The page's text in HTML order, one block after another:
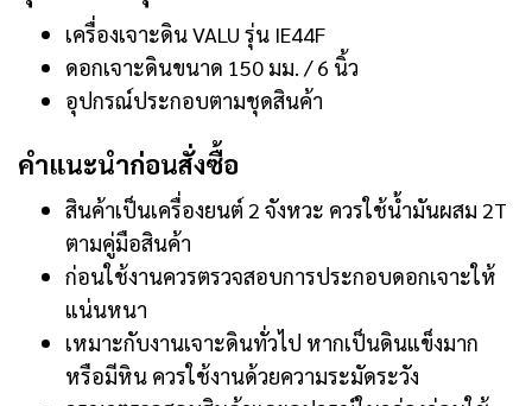
เครื่องเจาะดิน VALU รุ่น IE44F
ดอกเจาะดินขนาด 150 มม. / 6 นิ้ว
อุปกรณ์ประกอบตามชุดสินค้า
คำแนะนำก่อนสั่งซื้อ
สินค้าเป็นเครื่องยนต์ 2 จังหวะ ควรใช้น้ำมันผสม 2T
ตามคู่มือสินค้า
ก่อนใช้งานควรตรวจสอบการประกอบดอกเจาะให้
แน่นหนา
เหมาะกับงานเจาะดินทั่วไป หากเป็นดินแข็งมาก
หรือมีหิน ควรใช้งานด้วยความระมัดระวัง